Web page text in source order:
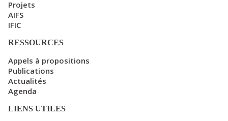
Projets
AIFS
IFIC
RESSOURCES
Appels à propositions
Publications
Actualités
Agenda
LIENS UTILES